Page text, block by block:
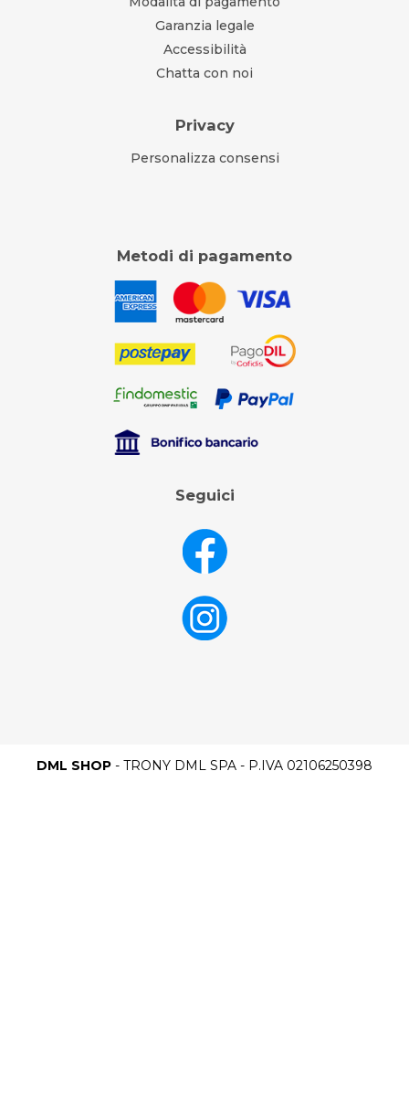
Garanzia legale
Accessibilità
Chatta con noi
Privacy
Personalizza consensi
Metodi di pagamento
Seguici
DML SHOP - TRONY DML SPA - P.IVA 02106250398